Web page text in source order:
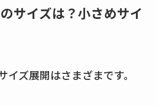
め替えはどこで売っ
アクアテクトゲルが
サイズは？小さめサイ
ズ展開はさまざまです。